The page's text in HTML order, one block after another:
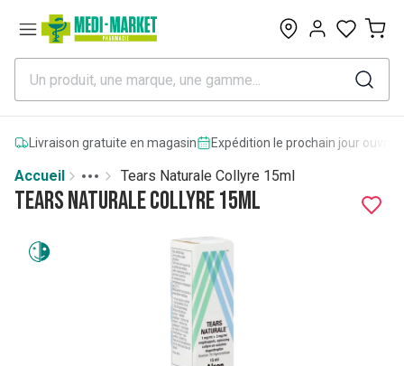
0
Livraison gratuite en magasin Expédition le prochain jour
Accueil
More
Toggle menu
Tears Naturale Collyre 15ml
Tears Naturale Collyre 15ml